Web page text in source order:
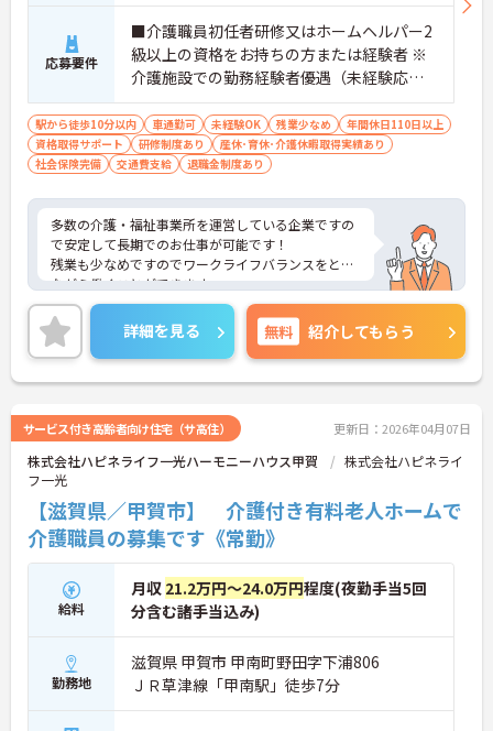
応募要件
■介護職員初任者研修又はホームヘルパー2
級以上の資格をお持ちの方または経験者 ※
介護施設での勤務経験者優遇（未経験応相
談）
駅から徒歩10分以内 車通勤可 未経験OK 残業少なめ
年間休日110日以上
資格取得サポート
研修制度あり
産休･育休･介護休暇取得実績あり
社会保険完備
交通費支給 退職金制度あり
多数の介護・福祉事業所を運営している企業ですの
で安定して長期でのお仕事が可能です！
残業も少なめですのでワークライフバランスをとり
ながら働くことができます。
ご興味ある方には、面接のポイントなど、さらに詳
細をお話致しますのでお気軽にご相談ください。
詳細を見る 無料 紹介してもらう
サービス付き高齢者向け住宅（サ高住） 更新日：2026年04月07日
株式会社ハピネライフ一光ハーモニーハウス甲賀
株式会社ハピネライ
フ一光
【滋賀県／甲賀市】 介護付き有料老人ホームで
介護職員の募集です《常勤》
給料
月収 21.2万円～24.0万円程度(夜勤手当5回
分含む諸手当込み)
勤務地
滋賀県 甲賀市 甲南町野田字下浦806
ＪＲ草津線「甲南駅」徒歩7分